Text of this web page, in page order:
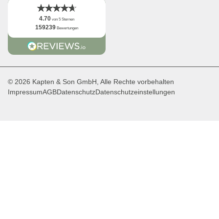
4.70 von 5 Sternen
159239 Bewertungen
© 2026 Kapten & Son GmbH, Alle Rechte vorbehalten
ImpressumAGBDatenschutzDatenschutzeinstellungen